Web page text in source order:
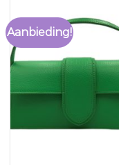
Aanbieding!